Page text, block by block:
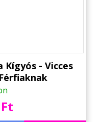
Kígyós - Vicces